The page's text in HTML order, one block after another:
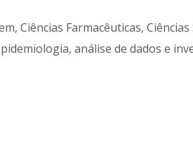
Ciências Farmacêuticas,
análise de dados e